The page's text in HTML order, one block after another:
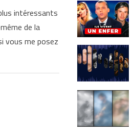
intéressants
de la
vous me posez